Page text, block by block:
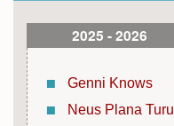
2025 - 2026
Genni Knows
Neus Plana Turu